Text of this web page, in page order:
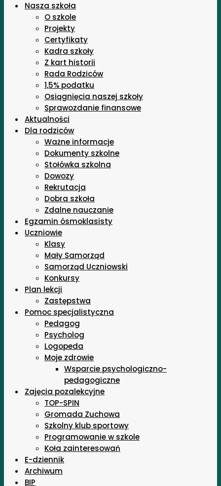
Nasza szkoła
O szkole
Projekty
Certyfikaty
Kadra szkoły
Z kart historii
Rada Rodziców
1,5% podatku
Osiągnięcia naszej szkoły
Sprawozdanie finansowe
Aktualności
Dla rodziców
Ważne informacje
Dokumenty szkolne
Stołówka szkolna
Dowozy
Rekrutacja
Dobra szkoła
Zdalne nauczanie
Egzamin ósmoklasisty
Uczniowie
Klasy
Mały Samorząd
Samorząd Uczniowski
Konkursy
Plan lekcji
Zastępstwa
Pomoc specjalistyczna
Pedagog
Psycholog
Logopeda
Moje zdrowie
Wsparcie psychologiczno-
pedagogiczne
Zajęcia pozalekcyjne
TOP-SPIN
Gromada Zuchowa
Szkolny klub sportowy
Programowanie w szkole
Koła zainteresowań
E-dziennik
Archiwum
BIP